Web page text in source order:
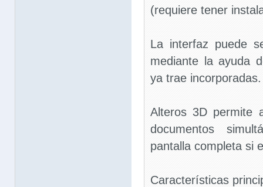
(requiere tener
La interfaz puede
mediante la ayuda
ya trae incorporadas.
Alteros 3D permite
documentos
pantalla completa si
Características